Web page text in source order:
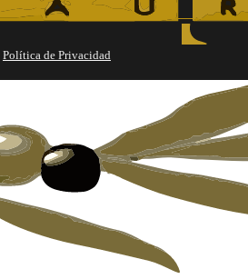
Política de Privacidad